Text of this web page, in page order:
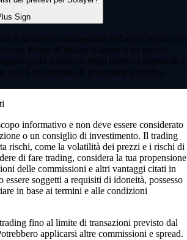
di sicurezza obbligatoria dell'app Crypto.com
Prima di inviare Solayer a un nuovo
all'elenco degli indirizzi approvati e
con il tuo metodo di protezione preferito,
informativo e non deve essere considerato
o un consiglio di investimento. Il trading
rischi, come la volatilità dei prezzi e i rischi di
di fare trading, considera la tua propensione
delle commissioni e altri vantaggi citati in
essere soggetti a requisiti di idoneità, possesso
in base ai termini e alle condizioni
fino al limite di transazioni previsto dal
applicarsi altre commissioni e spread.